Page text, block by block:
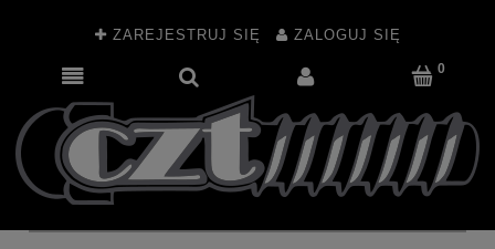
ZAREJESTRUJ SIĘ ZALOGUJ SIĘ